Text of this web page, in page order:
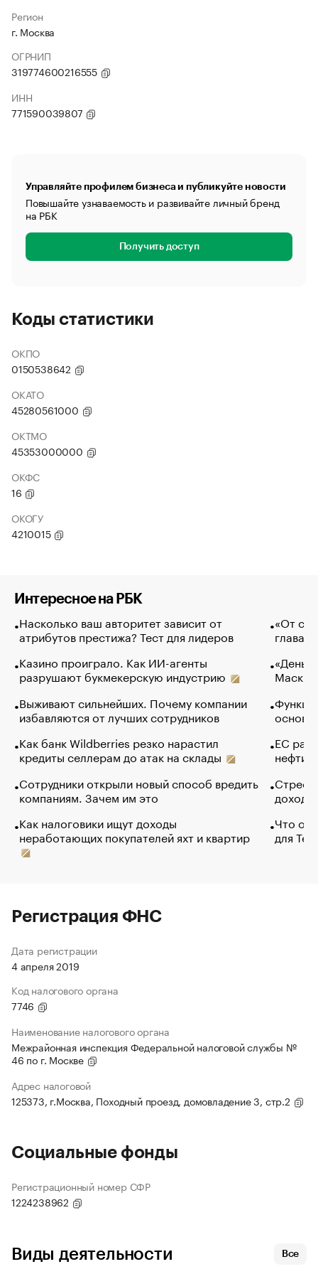
Регион
г. Москва
ОГРНИП
319774600216555
ИНН
771590039807
Управляйте профилем бизнеса и публикуйте новости
Повышайте узнаваемость и развивайте личный бренд
на РБК
Получить доступ
Коды статистики
ОКПО
0150538642
ОКАТО
45280561000
ОКТМО
45353000000
ОКФС
16
ОКОГУ
4210015
Интересное на РБК
Насколько ваш авторитет зависит от
атрибутов престижа? Тест для лидеров
Казино проиграло. Как ИИ-агенты
разрушают букмекерскую индустрию
Выживают сильнейших. Почему компании
избавляются от лучших сотрудников
Как банк Wildberries резко нарастил
кредиты селлерам до атак на склады
Сотрудники открыли новый способ вредить
компаниям. Зачем им это
Как налоговики ищут доходы
неработающих покупателей яхт и квартир
«От
глава
Маск в
основ
ЕС
нефти
Что
для
Регистрация ФНС
Дата регистрации
4 апреля 2019
Код налогового органа
7746
Наименование налогового органа
Межрайонная инспекция Федеральной налоговой службы №
46 по г. Москве
Адрес налоговой
125373, г.Москва, Походный проезд, домовладение 3, стр.2
Социальные фонды
Регистрационный номер СФР
1224238962
Виды деятельности Все